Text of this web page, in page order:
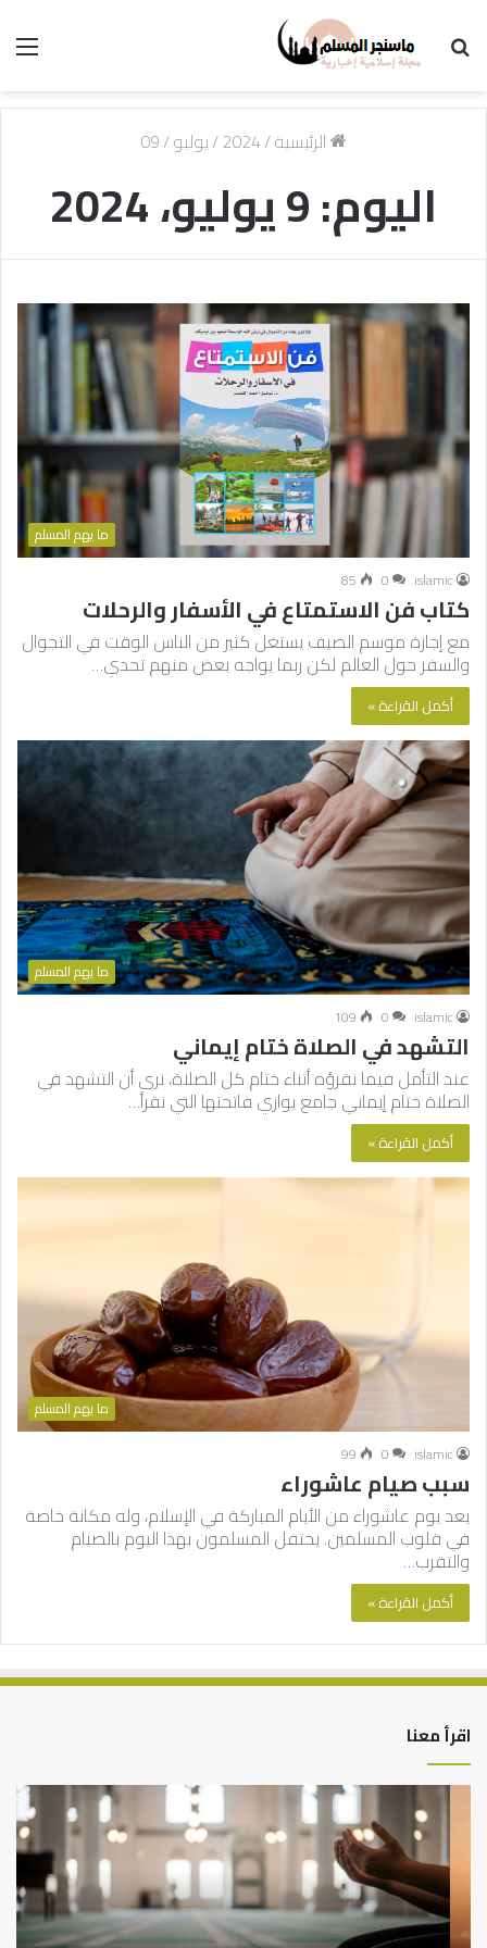
الرئيسية/
2024
/يوليو/
09
اليوم:9 يوليو، 2024
ما يهم المسلم
islamic
0
85
كتاب فن الاستمتاع في الأسفار والرحلات
مع إجازة موسم الصيف يستغل كثير من الناس الوقت في التجوال
والسفر حول العالم لكن ربما يواجه بعض منهم تحدي…
أكمل القراءة »
ما يهم المسلم
islamic
0
109
التشهد في الصلاة ختام إيماني
عند التأمل فيما نقرؤه أثناء ختام كل الصلاة، نرى أن التشهد في
الصلاة ختام إيماني جامع يوازي فاتحتها التي نقرأ…
أكمل القراءة »
ما يهم المسلم
islamic
0
99
سبب صيام عاشوراء
يعد يوم عاشوراء من الأيام المباركة في الإسلام، وله مكانة خاصة
في قلوب المسلمين. يحتفل المسلمون بهذا اليوم بالصيام
والتقرب…
أكمل القراءة »
اقرأ معنا
أهم
استجابة
الدعاء
بن